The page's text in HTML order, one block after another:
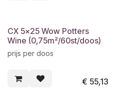
CX 5x25 Wow Potters
Wine (0,75m²/60st/doos)
prijs per doos
€ 55,13